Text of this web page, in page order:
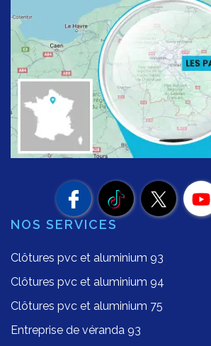
NOS SERVICES
Clôtures pvc et aluminium 93
Clôtures pvc et aluminium 94
Clôtures pvc et aluminium 75
Entreprise de véranda 93